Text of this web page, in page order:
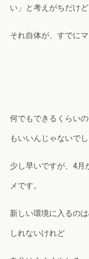
い」と考えがちだけど
それ自体が、すでに
何でもできるくらい
もいいんじゃないでし
少し早いですが、4月
メです。
新しい環境に入るの
しれないけれど